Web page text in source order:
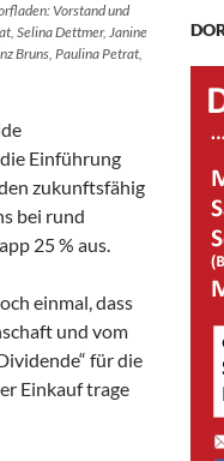
Vorstand und
Selina Dettmer, Janine
Bruns, Paulina Petrat,
Einführung
zukunftsfähig
bei rund
25 % aus.
einmal, dass
und vom
für die
Einkauf trage